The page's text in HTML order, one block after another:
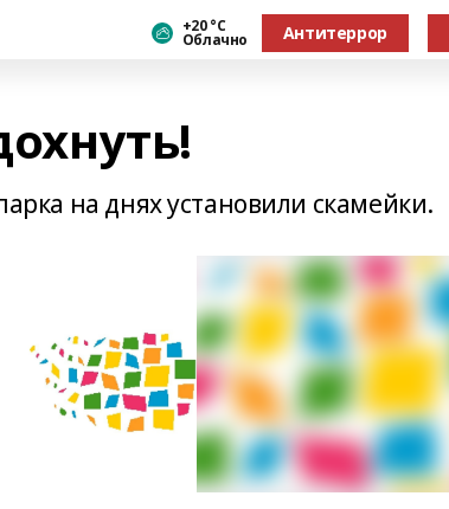
+20 °С
Облачно Антитеррор
на днях установили скамейки.